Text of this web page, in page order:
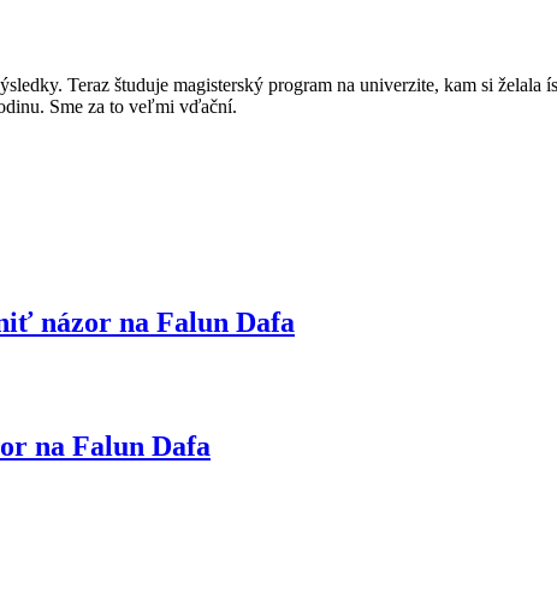
Teraz študuje magisterský program na univerzite, kam si želala
Sme za to veľmi vďační.
názor na Falun Dafa
na Falun Dafa